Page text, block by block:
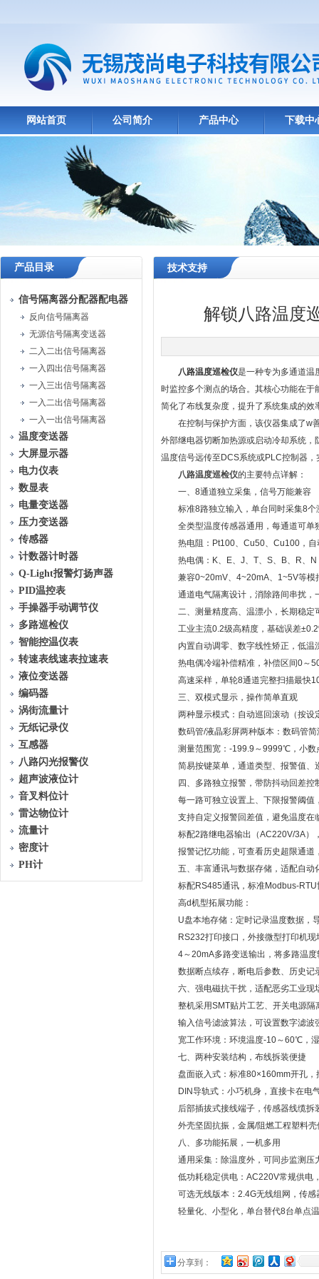
网站首页 公司简介 产品中心 下载中
产品目录
信号隔离器分配器配电器
反向信号隔离器
无源信号隔离变送器
二入二出信号隔离器
一入四出信号隔离器
一入三出信号隔离器
一入二出信号隔离器
一入一出信号隔离器
温度变送器
大屏显示器
电力仪表
数显表
电量变送器
压力变送器
传感器
计数器计时器
Q-Light报警灯扬声器
PID温控表
手操器手动调节仪
多路巡检仪
智能控温仪表
转速表线速表拉速表
液位变送器
编码器
涡街流量计
无纸记录仪
互感器
八路闪光报警仪
超声波液位计
音叉料位计
雷达物位计
流量计
密度计
PH计
技术支持
解锁八路温度
八路温度巡检仪是一种专为多通道温
时监控多个测点的场合。其核心功能在
简化了布线复杂度，提升了系统集成的效
在控制与保护方面，该仪器集成了w善
外部继电器切断加热源或启动冷却系统
温度信号远传至DCS系统或PLC控制器
八路温度巡检仪的主要特点详解：
一、8通道独立采集，信号万能兼容
标准8路独立输入，单台同时采集8个
全类型温度传感器通用，每通道可单
热电阻：Pt100、Cu50、Cu100，自
热电偶：K、E、J、T、S、B、R、N
兼容0~20mV、4~20mA、1~5V等模
通道电气隔离设计，消除路间串扰，
二、测量精度高、温漂小，长期稳定
工业主流0.2级高精度，基础误差
内置自动调零、数字线性矫正，低温
热电偶冷端补偿精准，补偿区间0～
高速采样，单轮8通道完整扫描最快
三、双模式显示，操作简单直观
两种显示模式：自动巡回滚动（按设
数码管/液晶彩屏两种版本：数码管简
测量范围宽：-199.9～9999℃，小数
简易按键菜单，通道类型、报警值、
四、多路独立报警，带防抖动回差控
每一路可独立设置上、下限报警阈值
支持自定义报警回差值，避免温度在
标配2路继电器输出（AC220V/3A），
报警记忆功能，可查看历史超限通道
五、丰富通讯与数据存储，适配自动
标配RS485通讯，标准Modbus-RTU
高d机型拓展功能：
U盘本地存储：定时记录温度数据，
RS232打印接口，外接微型打印机现
4～20mA多路变送输出，将多路温度
数据断点续存，断电后参数、历史记
六、强电磁抗干扰，适配恶劣工业现
整机采用SMT贴片工艺、开关电源隔
输入信号滤波算法，可设置数字滤波
宽工作环境：环境温度-10～60℃，湿
七、两种安装结构，布线拆装便捷
盘面嵌入式：标准80×160mm开孔，
DIN导轨式：小巧机身，直接卡在电气
后部插拔式接线端子，传感器线缆拆
外壳坚固抗振，金属/阻燃工程塑料壳
八、多功能拓展，一机多用
通用采集：除温度外，可同步监测压
低功耗稳定供电：AC220V常规供电
可选无线版本：2.4G无线组网，传感
轻量化、小型化，单台替代8台单点温
分享到：